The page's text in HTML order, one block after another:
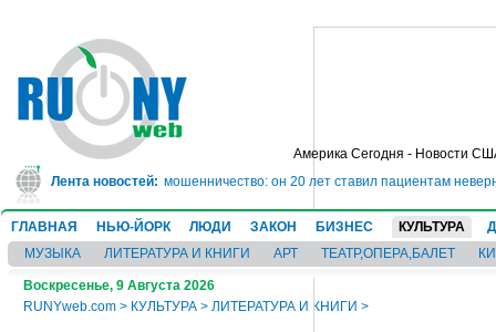
Америка Сегодня - Новости
Лента новостей:
на 10 лет за мошенничество: он 20 лет ставил пациентам неверные
ГЛАВНАЯ НЬЮ-ЙОРК ЛЮДИ ЗАКОН БИЗНЕС КУЛЬТУРА
МУЗЫКА
ЛИТЕРАТУРА И КНИГИ АРТ ТЕАТР,ОПЕРА,БАЛЕТ
Воскресенье, 9 Августа 2026
RUNYweb.com > КУЛЬТУРА > ЛИТЕРАТУРА И КНИГИ >